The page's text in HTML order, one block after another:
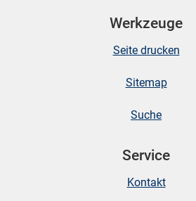
Werkzeuge
Seite drucken
Sitemap
Suche
Service
Kontakt